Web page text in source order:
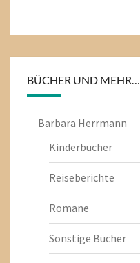
BÜCHER UND MEHR…
Barbara Herrmann
Kinderbücher
Reiseberichte
Romane
Sonstige Bücher